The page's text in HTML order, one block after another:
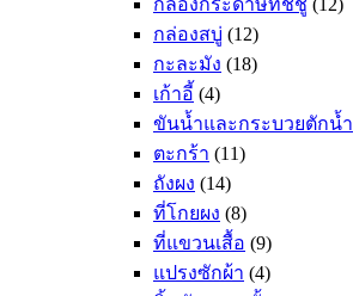
กล่องสบู่ (12)
กะละมัง (18)
เก้าอี้ (4)
ขันน้ำและกระบวยตักน้ำ
ตะกร้า (11)
ถังผง (14)
ที่โกยผง (8)
ที่แขวนเสื้อ (9)
แปรงซักผ้า (4)